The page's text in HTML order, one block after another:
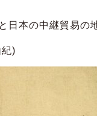
日本の中継貿易の
)